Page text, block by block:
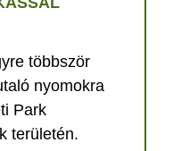
többször
nyomokra
Park
területén.